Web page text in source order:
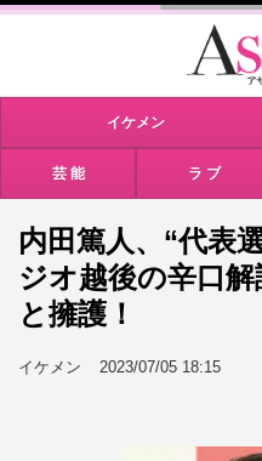
イケメン
芸 能 ラ ブ
内田篤人、“代表
ジオ越後の辛口解
と擁護！
イケメン 2023/07/05 18:15